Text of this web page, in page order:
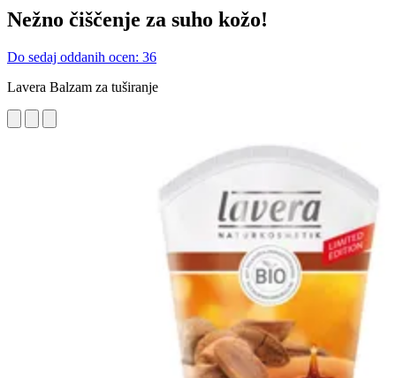
Nežno čiščenje za suho kožo!
Do sedaj oddanih ocen: 36
Lavera Balzam za tuširanje